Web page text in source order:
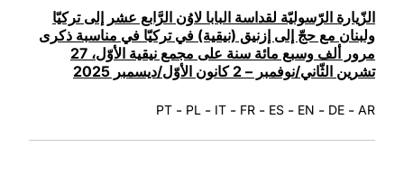
LATINE
الزّيارة الرّسوليّة لقداسة البابا لاوُن الرَّابع عشر إلى تركيّا
ولبنان مع حجّ إلى إزنيق (نيقية) في تركيّا في مناسبة ذكرى
مرور ألف وسبع مائة سنة على مجمع نيقية الأوّل، 27
تشرين الثّاني/نوفمبر – 2 كانون الأوّل/ديسمبر 2025
AR
-
DE
-
EN
-
ES
-
FR
-
IT
-
PL
-
PT